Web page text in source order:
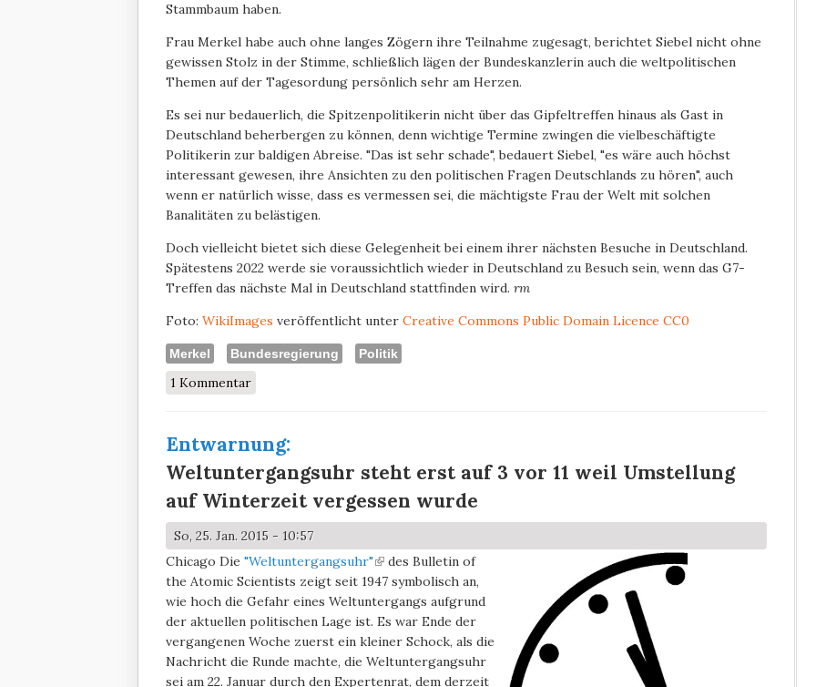
Stammbaum haben.
Frau Merkel habe auch ohne langes Zögern ihre Teilnahme zugesagt, berichtet Siebel nicht ohne
gewissen Stolz in der Stimme, schließlich lägen der Bundeskanzlerin auch die weltpolitischen
Themen auf der Tagesordung persönlich sehr am Herzen.
Es sei nur bedauerlich, die Spitzenpolitikerin nicht über das Gipfeltreffen hinaus als Gast in
Deutschland beherbergen zu können, denn wichtige Termine zwingen die vielbeschäftigte
Politikerin zur baldigen Abreise. "Das ist sehr schade", bedauert Siebel, "es wäre auch höchst
interessant gewesen, ihre Ansichten zu den politischen Fragen Deutschlands zu hören", auch
wenn er natürlich wisse, dass es vermessen sei, die mächtigste Frau der Welt mit solchen
Banalitäten zu belästigen.
Doch vielleicht bietet sich diese Gelegenheit bei einem ihrer nächsten Besuche in Deutschland.
Spätestens 2022 werde sie voraussichtlich wieder in Deutschland zu Besuch sein, wenn das G7-
Treffen das nächste Mal in Deutschland stattfinden wird. rm
Foto: WikiImages veröffentlicht unter Creative Commons Public Domain Licence CC0
Merkel Bundesregierung Politik
1 Kommentar
Entwarnung:
Weltuntergangsuhr steht erst auf 3 vor 11 weil Umstellung
auf Winterzeit vergessen wurde
So, 25. Jan. 2015 - 10:57
Chicago Die "Weltuntergangsuhr"(link is external)
des Bulletin of
the Atomic Scientists zeigt seit 1947 symbolisch an,
wie hoch die Gefahr eines Weltuntergangs aufgrund
der aktuellen politischen Lage ist. Es war Ende der
vergangenen Woche zuerst ein kleiner Schock, als die
Nachricht die Runde machte, die Weltuntergangsuhr
sei am 22. Januar durch den Expertenrat, dem derzeit